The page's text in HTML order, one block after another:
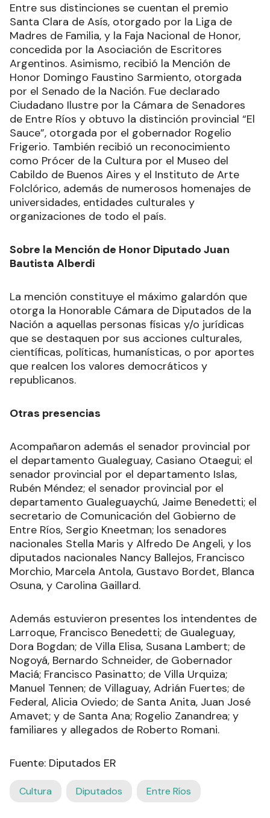
Entre sus distinciones se cuentan el premio
Santa Clara de Asís, otorgado por la Liga de
Madres de Familia, y la Faja Nacional de Honor,
concedida por la Asociación de Escritores
Argentinos. Asimismo, recibió la Mención de
Honor Domingo Faustino Sarmiento, otorgada
por el Senado de la Nación. Fue declarado
Ciudadano Ilustre por la Cámara de Senadores
de Entre Ríos y obtuvo la distinción provincial “El
Sauce”, otorgada por el gobernador Rogelio
Frigerio. También recibió un reconocimiento
como Prócer de la Cultura por el Museo del
Cabildo de Buenos Aires y el Instituto de Arte
Folclórico, además de numerosos homenajes de
universidades, entidades culturales y
organizaciones de todo el país.
Sobre la Mención de Honor Diputado Juan
Bautista Alberdi
La mención constituye el máximo galardón que
otorga la Honorable Cámara de Diputados de la
Nación a aquellas personas físicas y/o jurídicas
que se destaquen por sus acciones culturales,
científicas, políticas, humanísticas, o por aportes
que realcen los valores democráticos y
republicanos.
Otras presencias
Acompañaron además el senador provincial por
el departamento Gualeguay, Casiano Otaegui; el
senador provincial por el departamento Islas,
Rubén Méndez; el senador provincial por el
departamento Gualeguaychú, Jaime Benedetti; el
secretario de Comunicación del Gobierno de
Entre Ríos, Sergio Kneetman; los senadores
nacionales Stella Maris y Alfredo De Angeli, y los
diputados nacionales Nancy Ballejos, Francisco
Morchio, Marcela Antola, Gustavo Bordet, Blanca
Osuna, y Carolina Gaillard.
Además estuvieron presentes los intendentes de
Larroque, Francisco Benedetti; de Gualeguay,
Dora Bogdan; de Villa Elisa, Susana Lambert; de
Nogoyá, Bernardo Schneider, de Gobernador
Maciá; Francisco Pasinatto; de Villa Urquiza;
Manuel Tennen; de Villaguay, Adrián Fuertes; de
Federal, Alicia Oviedo; de Santa Anita, Juan José
Amavet; y de Santa Ana; Rogelio Zanandrea; y
familiares y allegados de Roberto Romani.
Fuente: Diputados ER
Cultura Diputados Entre Ríos